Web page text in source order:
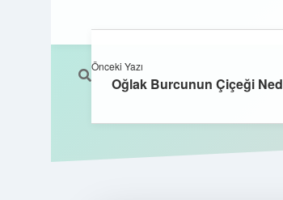
Önceki Yazı
Oğlak Burcunun Çiçeği